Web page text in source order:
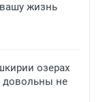
жизнь
озерах
довольны не